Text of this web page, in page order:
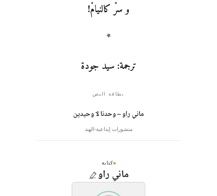
و سرْ كالنيامْ!
*
ترجمة: سيد جودة
بطاقة النص
ماني راو – وحدنا لا وحيدين
منشورات إبداعية الهند
كتابة
ماني راو